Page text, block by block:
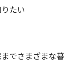
たい
でさまざまな暮